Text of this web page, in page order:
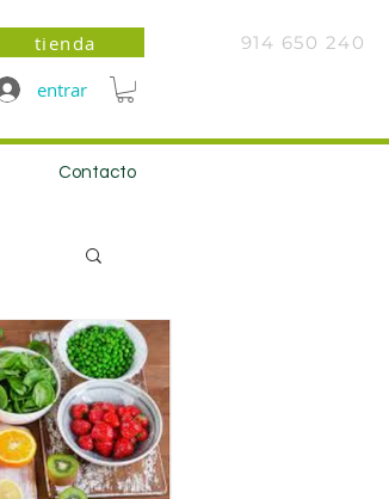
tienda
entrar
914 650 240
Contacto